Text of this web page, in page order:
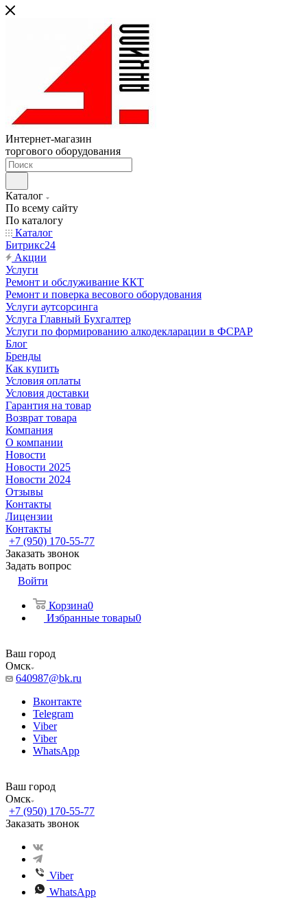
Интернет-магазин
торгового оборудования
Каталог
По всему сайту
По каталогу
Каталог
Битрикс24
Акции
Услуги
Ремонт и обслуживание ККТ
Ремонт и поверка весового оборудования
Услуги аутсорсинга
Услуга Главный Бухгалтер
Услуги по формированию алкодекларации в ФСРАР
Блог
Бренды
Как купить
Условия оплаты
Условия доставки
Гарантия на товар
Возврат товара
Компания
О компании
Новости
Новости 2025
Новости 2024
Отзывы
Контакты
Лицензии
Контакты
+7 (950) 170-55-77
Заказать звонок
Задать вопрос
Войти
Корзина0
Избранные товары0
Ваш город
Омск
640987@bk.ru
Вконтакте
Telegram
Viber
Viber
WhatsApp
Ваш город
Омск
+7 (950) 170-55-77
Заказать звонок
Viber
WhatsApp